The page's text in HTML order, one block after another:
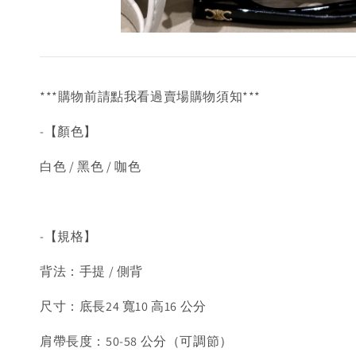
***購物前請點我看過賣場購物須知***
-【顏色】
白色 / 黑色 / 咖色
-【規格】
背法：手提 / 側背
尺寸：底長24 寬10 高16 公分
肩帶長度：50-58 公分（可調節）